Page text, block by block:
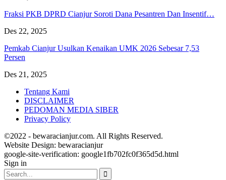
Fraksi PKB DPRD Cianjur Soroti Dana Pesantren Dan Insentif…
Des 22, 2025
Pemkab Cianjur Usulkan Kenaikan UMK 2026 Sebesar 7,53
Persen
Des 21, 2025
Tentang Kami
DISCLAIMER
PEDOMAN MEDIA SIBER
Privacy Policy
©2022 - bewaracianjur.com. All Rights Reserved.
Website Design: bewaracianjur
google-site-verification: google1fb702fc0f365d5d.html
Sign in